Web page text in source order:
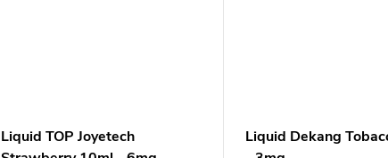
Liquid TOP Joyetech
Liquid Dekang